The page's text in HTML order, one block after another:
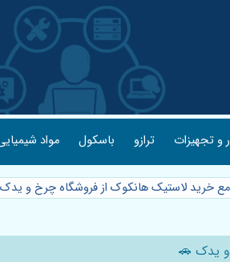
و تجهیزات ترازو باسکول مواد
خرید لاستیک هانکوک از فروشگاه چرخ و
و یدک 🚗